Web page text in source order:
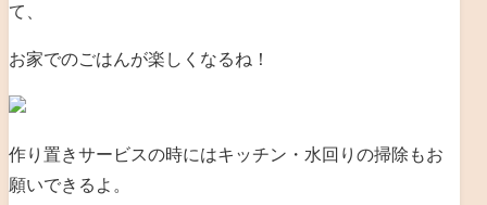
て、
お家でのごはんが楽しくなるね！
作り置きサービスの時にはキッチン・水回りの掃除もお
願いできるよ。